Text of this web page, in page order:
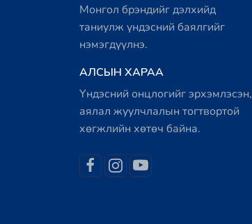
Монгол брэндийг дэлхийд
таниулж үндэсний баялгийг
нэмэгдүүлнэ.
АЛСЫН ХАРАА
Үндэсний онцлогийг эрхэмлэсэн,
аялал жуулчлалын тогтвортой
хөгжлийн хөтөч байна.